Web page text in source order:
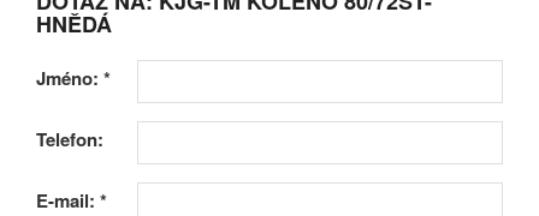
HNĚDÁ
Jméno: *
Telefon:
E-mail: *